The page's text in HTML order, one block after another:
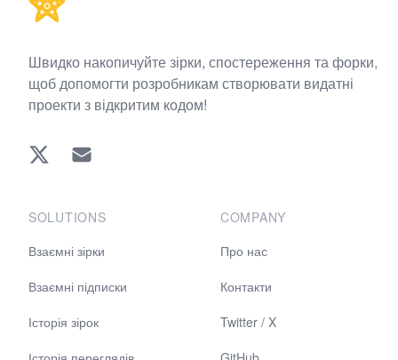
Швидко накопичуйте зірки, спостереження та форки,
щоб допомогти розробникам створювати видатні
проекти з відкритим кодом!
Twitter EMAIL
SOLUTIONS
Взаємні зірки
Взаємні підписки
Історія зірок
COMPANY
Про нас
Контакти
Twitter / X